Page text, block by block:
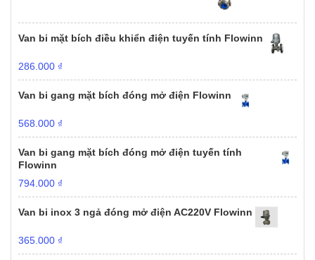
Van bi mặt bích điều khiển điện tuyến tính Flowinn
286.000 ₫
Van bi gang mặt bích đóng mở điện Flowinn
568.000 ₫
Van bi gang mặt bích đóng mở điện tuyến tính
Flowinn
794.000 ₫
Van bi inox 3 ngả đóng mở điện AC220V Flowinn
365.000 ₫